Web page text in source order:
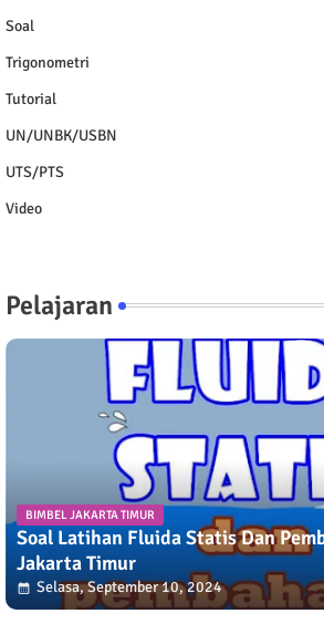
Soal
Trigonometri
Tutorial
UN/UNBK/USBN
UTS/PTS
Video
Pelajaran
BIMBEL JAKARTA TIMUR
Soal Latihan Fluida Statis Dan
Jakarta Timur
Selasa, September 10, 2024